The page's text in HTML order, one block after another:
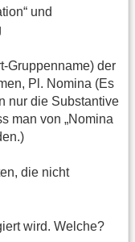
und
Gruppenname) der
Pl. Nomina (Es
nur die Substantive
man von „Nomina
die nicht
wird. Welche?